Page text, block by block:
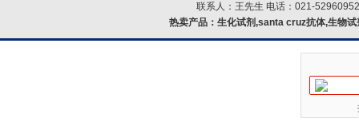
联系人：王先生 电话：021-
热卖产品： 生化试剂,santa cruz抗体,生物